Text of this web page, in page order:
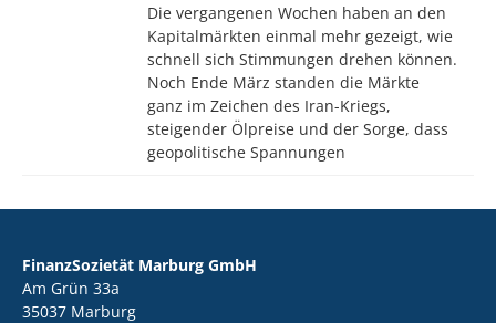
Die vergangenen Wochen haben an den
Kapitalmärkten einmal mehr gezeigt, wie
schnell sich Stimmungen drehen können.
Noch Ende März standen die Märkte
ganz im Zeichen des Iran-Kriegs,
steigender Ölpreise und der Sorge, dass
geopolitische Spannungen
FinanzSozietät Marburg GmbH
Am Grün 33a
35037 Marburg